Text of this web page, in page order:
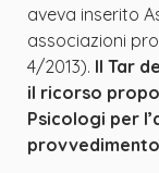
aveva inserito
associazioni
4/2013). Il Tar
il ricorso
Psicologi per